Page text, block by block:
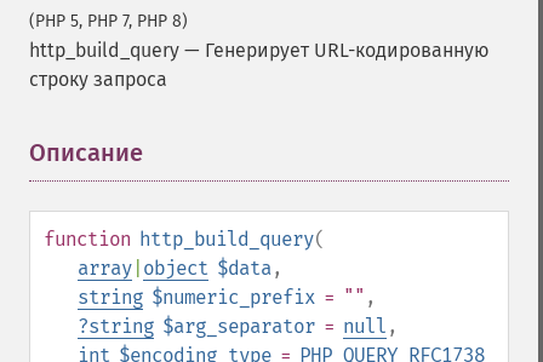
(PHP 5, PHP 7, PHP 8)
http_build_query — Генерирует URL-кодированную
строку запроса
Описание
function http_build_query(
array object $data,
string $numeric_prefix = "" ,
?string $arg_separator = null ,
int $encoding_type = PHP_QUERY_RFC1738